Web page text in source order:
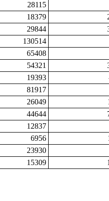
28115
18379
29844
130514
65408
54321
19393
81917
26049
44644
12837
6956
23930
15309